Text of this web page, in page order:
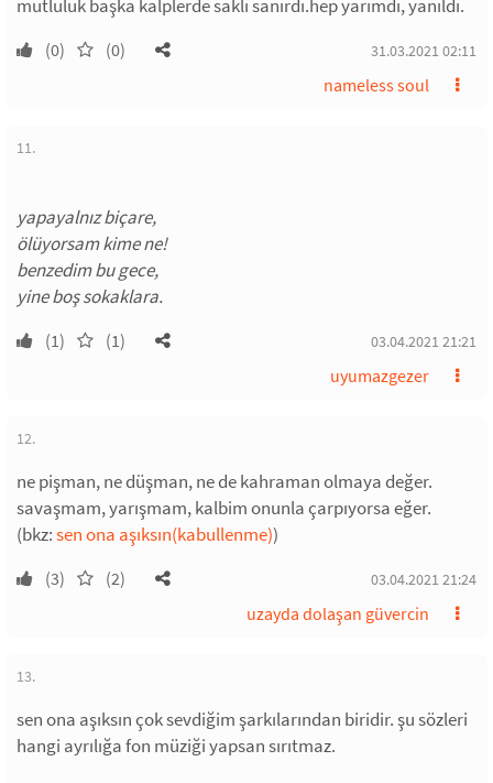
mutluluk başka kalplerde saklı sanırdı.hep yarımdı, yanıldı.
(0) (0) 31.03.2021 02:11
nameless soul
11.
yapayalnız biçare,
ölüyorsam kime ne!
benzedim bu gece,
yine boş sokaklara.
(1) (1) 03.04.2021 21:21
uyumazgezer
12.
ne pişman, ne düşman, ne de kahraman olmaya değer.
savaşmam, yarışmam, kalbim onunla çarpıyorsa eğer.
(bkz:sen ona aşıksın(kabullenme))
(3) (2) 03.04.2021 21:24
uzayda dolaşan güvercin
13.
sen ona aşıksın çok sevdiğim şarkılarından biridir. şu sözleri
hangi ayrılığa fon müziği yapsan sırıtmaz.